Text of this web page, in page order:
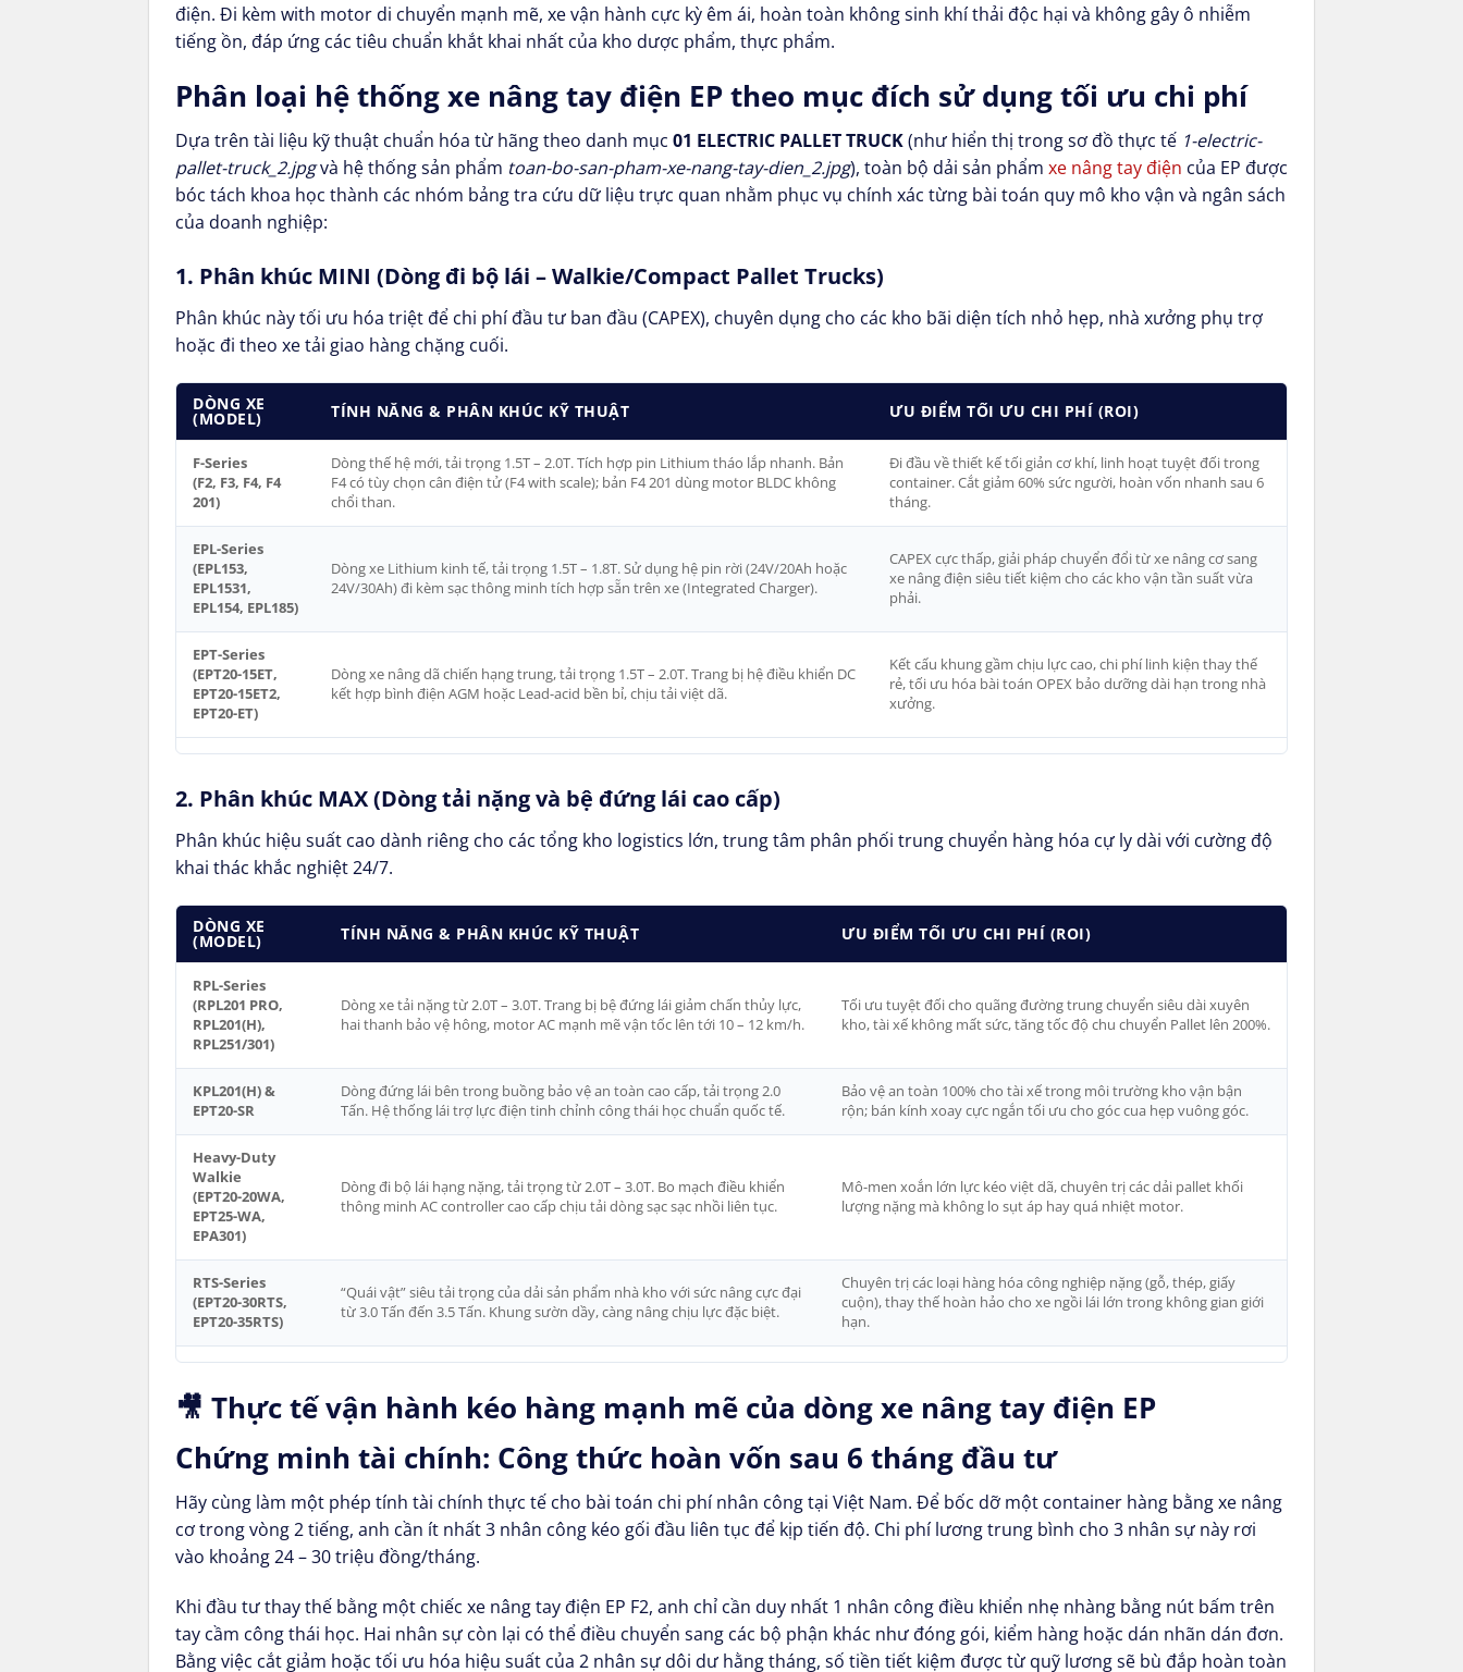
điện. Đi kèm with motor di chuyển mạnh mẽ, xe vận hành cực kỳ êm ái, hoàn toàn không sinh khí thải độc hại và không gây ô nhiễm
tiếng ồn, đáp ứng các tiêu chuẩn khắt khai nhất của kho dược phẩm, thực phẩm.
Phân loại hệ thống xe nâng tay điện EP theo mục đích sử dụng tối ưu chi phí
Dựa trên tài liệu kỹ thuật chuẩn hóa từ hãng theo danh mục 01 ELECTRIC PALLET TRUCK(như hiển thị trong sơ đồ thực tế 1-electric-
pallet-truck_2.jpgvà hệ thống sản phẩm toan-bo-san-pham-xe-nang-tay-dien_2.jpg), toàn bộ dải sản phẩm xe nâng tay điện của EP được
bóc tách khoa học thành các nhóm bảng tra cứu dữ liệu trực quan nhằm phục vụ chính xác từng bài toán quy mô kho vận và ngân sách
của doanh nghiệp:
1. Phân khúc MINI (Dòng đi bộ lái – Walkie/Compact Pallet Trucks)
Phân khúc này tối ưu hóa triệt để chi phí đầu tư ban đầu (CAPEX), chuyên dụng cho các kho bãi diện tích nhỏ hẹp, nhà xưởng phụ trợ
hoặc đi theo xe tải giao hàng chặng cuối.
DÒNG XE
(MODEL) TÍNH NĂNG & PHÂN KHÚC KỸ THUẬT ƯU ĐIỂM TỐI ƯU CHI PHÍ (ROI)
F-Series
(F2, F3, F4, F4
201)
Dòng thế hệ mới, tải trọng 1.5T – 2.0T. Tích hợp pin Lithium tháo lắp nhanh. Bản
F4 có tùy chọn cân điện tử (F4 with scale); bản F4 201 dùng motor BLDC không
chổi than.
Đi đầu về thiết kế tối giản cơ khí, linh hoạt tuyệt đối trong
container. Cắt giảm 60% sức người, hoàn vốn nhanh sau 6
tháng.
EPL-Series
(EPL153,
EPL1531,
EPL154, EPL185)
Dòng xe Lithium kinh tế, tải trọng 1.5T – 1.8T. Sử dụng hệ pin rời (24V/20Ah hoặc
24V/30Ah) đi kèm sạc thông minh tích hợp sẵn trên xe (Integrated Charger).
CAPEX cực thấp, giải pháp chuyển đổi từ xe nâng cơ sang
xe nâng điện siêu tiết kiệm cho các kho vận tần suất vừa
phải.
EPT-Series
(EPT20-15ET,
EPT20-15ET2,
EPT20-ET)
Dòng xe nâng dã chiến hạng trung, tải trọng 1.5T – 2.0T. Trang bị hệ điều khiển DC
kết hợp bình điện AGM hoặc Lead-acid bền bỉ, chịu tải việt dã.
Kết cấu khung gầm chịu lực cao, chi phí linh kiện thay thế
rẻ, tối ưu hóa bài toán OPEX bảo dưỡng dài hạn trong nhà
xưởng.
2. Phân khúc MAX (Dòng tải nặng và bệ đứng lái cao cấp)
Phân khúc hiệu suất cao dành riêng cho các tổng kho logistics lớn, trung tâm phân phối trung chuyển hàng hóa cự ly dài với cường độ
khai thác khắc nghiệt 24/7.
DÒNG XE
(MODEL) TÍNH NĂNG & PHÂN KHÚC KỸ THUẬT ƯU ĐIỂM TỐI ƯU CHI PHÍ (ROI)
RPL-Series
(RPL201 PRO,
RPL201(H),
RPL251/301)
Dòng xe tải nặng từ 2.0T – 3.0T. Trang bị bệ đứng lái giảm chấn thủy lực,
hai thanh bảo vệ hông, motor AC mạnh mẽ vận tốc lên tới 10 – 12 km/h.
Tối ưu tuyệt đối cho quãng đường trung chuyển siêu dài xuyên
kho, tài xế không mất sức, tăng tốc độ chu chuyển Pallet lên 200%.
KPL201(H) &
EPT20-SR
Dòng đứng lái bên trong buồng bảo vệ an toàn cao cấp, tải trọng 2.0
Tấn. Hệ thống lái trợ lực điện tinh chỉnh công thái học chuẩn quốc tế.
Bảo vệ an toàn 100% cho tài xế trong môi trường kho vận bận
rộn; bán kính xoay cực ngắn tối ưu cho góc cua hẹp vuông góc.
Heavy-Duty
Walkie
(EPT20-20WA,
EPT25-WA,
EPA301)
Dòng đi bộ lái hạng nặng, tải trọng từ 2.0T – 3.0T. Bo mạch điều khiển
thông minh AC controller cao cấp chịu tải dòng sạc sạc nhồi liên tục.
Mô-men xoắn lớn lực kéo việt dã, chuyên trị các dải pallet khối
lượng nặng mà không lo sụt áp hay quá nhiệt motor.
RTS-Series
(EPT20-30RTS,
EPT20-35RTS)
“Quái vật” siêu tải trọng của dải sản phẩm nhà kho với sức nâng cực đại
từ 3.0 Tấn đến 3.5 Tấn. Khung sườn dầy, càng nâng chịu lực đặc biệt.
Chuyên trị các loại hàng hóa công nghiệp nặng (gỗ, thép, giấy
cuộn), thay thế hoàn hảo cho xe ngồi lái lớn trong không gian giới
hạn.
🎥 Thực tế vận hành kéo hàng mạnh mẽ của dòng xe nâng tay điện EP
Chứng minh tài chính: Công thức hoàn vốn sau 6 tháng đầu tư
Hãy cùng làm một phép tính tài chính thực tế cho bài toán chi phí nhân công tại Việt Nam. Để bốc dỡ một container hàng bằng xe nâng
cơ trong vòng 2 tiếng, anh cần ít nhất 3 nhân công kéo gối đầu liên tục để kịp tiến độ. Chi phí lương trung bình cho 3 nhân sự này rơi
vào khoảng 24 – 30 triệu đồng/tháng.
Khi đầu tư thay thế bằng một chiếc xe nâng tay điện EP F2, anh chỉ cần duy nhất 1 nhân công điều khiển nhẹ nhàng bằng nút bấm trên
tay cầm công thái học. Hai nhân sự còn lại có thể điều chuyển sang các bộ phận khác như đóng gói, kiểm hàng hoặc dán nhãn dán đơn.
Bằng việc cắt giảm hoặc tối ưu hóa hiệu suất của 2 nhân sự dôi dư hằng tháng, số tiền tiết kiệm được từ quỹ lương sẽ bù đắp hoàn toàn